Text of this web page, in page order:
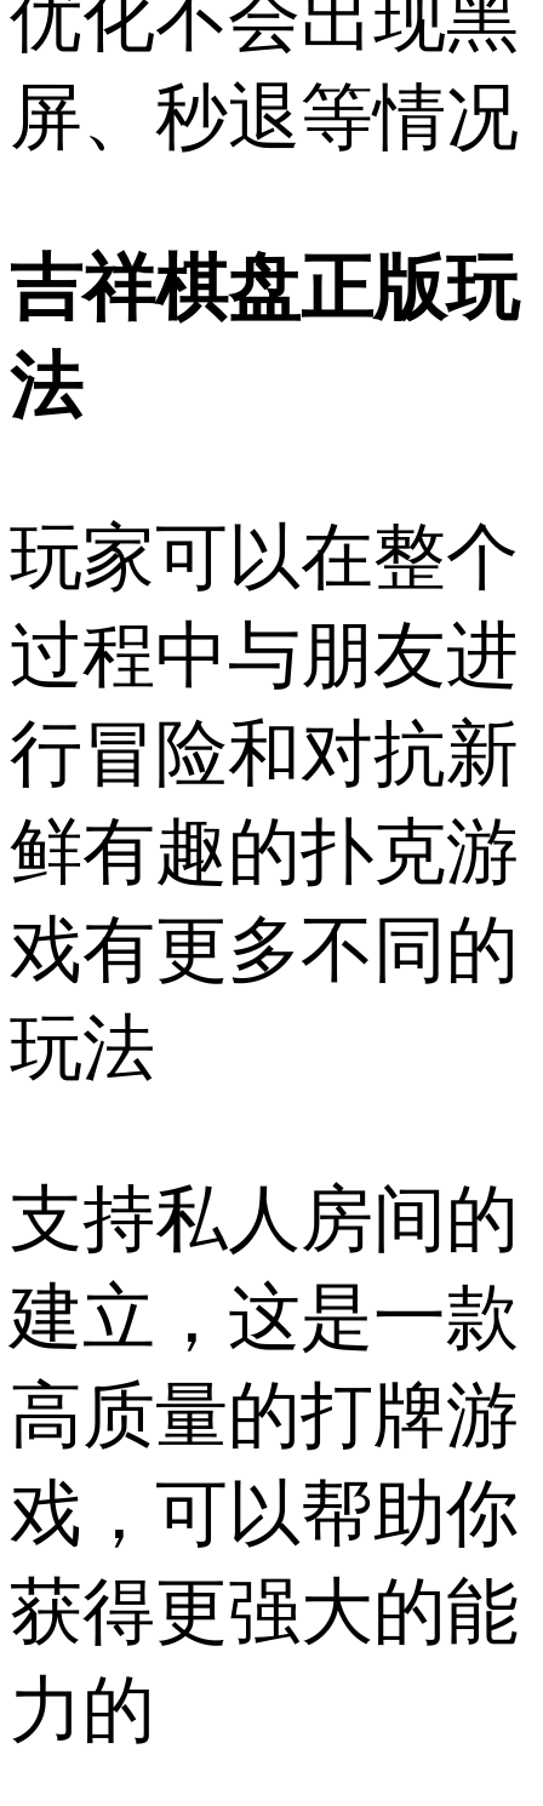
优化不会出现黑
屏、秒退等情况
吉祥棋盘正版玩
法
玩家可以在整个
过程中与朋友进
行冒险和对抗新
鲜有趣的扑克游
戏有更多不同的
玩法
支持私人房间的
建立，这是一款
高质量的打牌游
戏，可以帮助你
获得更强大的能
力的